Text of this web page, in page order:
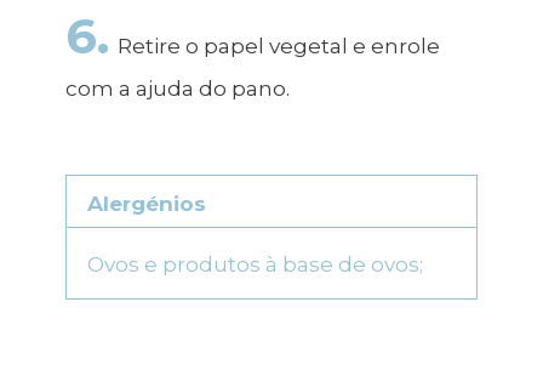
6. Retire o papel vegetal e enrole
com a ajuda do pano.
Alergénios
Ovos e produtos à base de ovos;